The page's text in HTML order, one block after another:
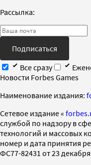
Рассылка:
Подписаться
Все сразу
Новости Forbes Games
Наименование издания:
Cетевое издание «
службой по надзору в
технологий и массовых
номер и дата принятия
ФС77-82431 от 23 декабря